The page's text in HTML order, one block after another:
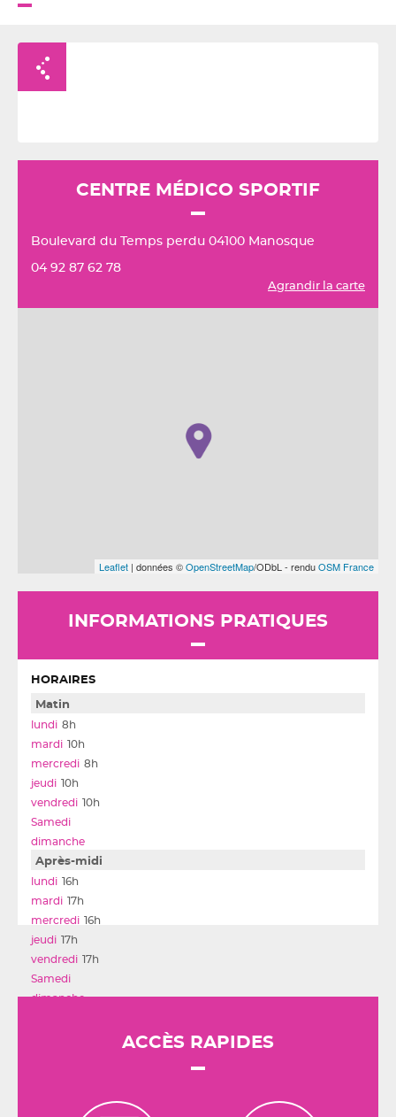
CENTRE MÉDICO SPORTIF
Boulevard du Temps perdu 04100 Manosque
04 92 87 62 78
Agrandir la carte
Leaflet | données ©OpenStreetMap/ODbL - renduOSM France
INFORMATIONS PRATIQUES
HORAIRES
Matin
8h
10h
8h
10h
10h
Après-midi
16h
17h
16h
17h
17h
ACCÈS RAPIDES